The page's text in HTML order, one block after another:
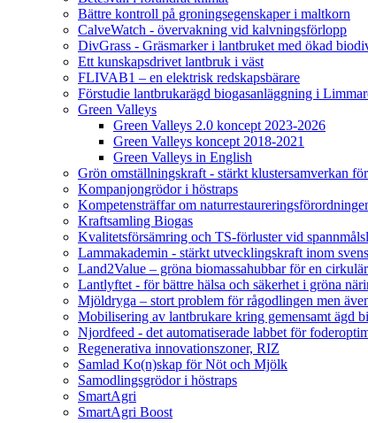
Bättre kontroll på groningsegenskaper i maltkorn
CalveWatch - övervakning vid kalvningsförlopp
DivGrass - Gräsmarker i lantbruket med ökad
Ett kunskapsdrivet lantbruk i väst
FLIVAB1 – en elektrisk redskapsbärare
Förstudie lantbrukarägd biogasanläggning i
Green Valleys
Green Valleys 2.0 koncept 2023-2026
Green Valleys koncept 2018-2021
Green Valleys in English
Grön omställningskraft - stärkt klustersamverkan
Kompanjongrödor i höstraps
Kompetensträffar om
Kraftsamling Biogas
Kvalitetsförsämring och TS-förluster vid
Lammakademin - stärkt utvecklingskraft inom
Land2Value – gröna biomassahubbar för en
Lantlyftet - för bättre hälsa och säkerhet i gröna
Mjöldryga – stort problem för rågodlingen men
Mobilisering av lantbrukare kring gemensamt
Njordfeed - det automatiserade labbet för
Regenerativa innovationszoner, RIZ
Samlad Ko(n)skap för Nöt och Mjölk
Samodlingsgrödor i höstraps
SmartAgri
SmartAgri Boost